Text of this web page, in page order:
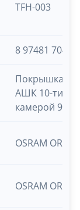
TFH-003
8 97481 704 0
Покрышка Я-
АШК 10-ти
камерой
OSRAM
OSRAM